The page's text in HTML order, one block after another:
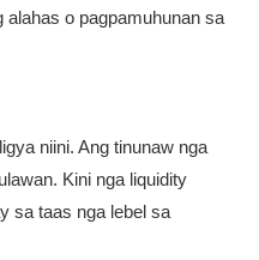
o pagpamuhunan sa
niini. Ang tinunaw nga
Kini nga liquidity
sa taas nga lebel sa